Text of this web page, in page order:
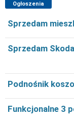
Ogłoszenia
Sprzedam
Sprzedam
Podnośnik
Funkcjonalne 3